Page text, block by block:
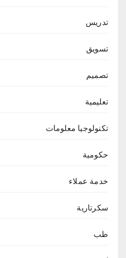
تدريس
تسويق
تصميم
تعليمية
تكنولوجيا معلومات
حكومية
خدمة عملاء
سكرتارية
طب